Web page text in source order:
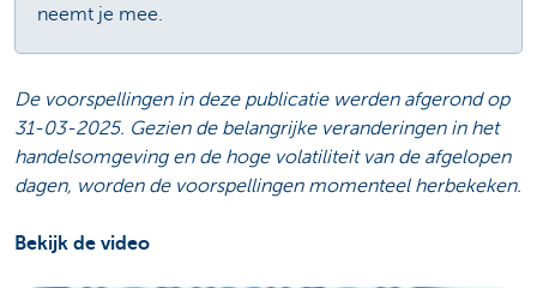
neemt je mee.
De voorspellingen in deze publicatie werden afgerond op
31-03-2025. Gezien de belangrijke veranderingen in het
handelsomgeving en de hoge volatiliteit van de afgelopen
dagen, worden de voorspellingen momenteel herbekeken.
Bekijk de video